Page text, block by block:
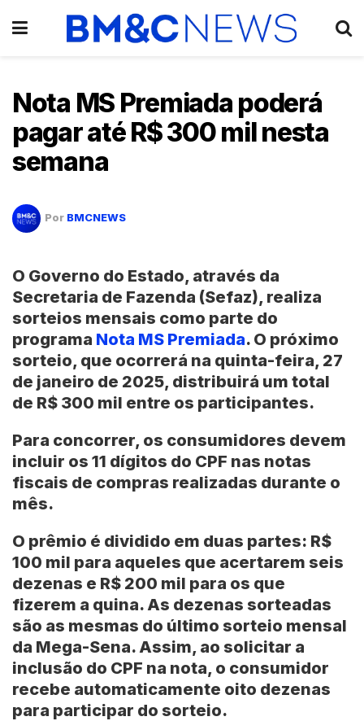
Nota MS Premiada poderá
pagar até R$ 300 mil nesta
semana
Por BMCNEWS
O Governo do Estado, através da
Secretaria de Fazenda (Sefaz), realiza
sorteios mensais como parte do
programa Nota MS Premiada. O próximo
sorteio, que ocorrerá na quinta-feira, 27
de janeiro de 2025, distribuirá um total
de R$ 300 mil entre os participantes.
Para concorrer, os consumidores devem
incluir os 11 dígitos do CPF nas notas
fiscais de compras realizadas durante o
mês.
O prêmio é dividido em duas partes: R$
100 mil para aqueles que acertarem seis
dezenas e R$ 200 mil para os que
fizerem a quina. As dezenas sorteadas
são as mesmas do último sorteio mensal
da Mega-Sena. Assim, ao solicitar a
inclusão do CPF na nota, o consumidor
recebe automaticamente oito dezenas
para participar do sorteio.